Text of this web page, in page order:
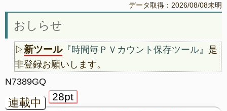
データ取得：2026/08/08未明
おしらせ
▷ 新ツール『時間毎ＰＶカウント保存ツール』 是
非登録お願いします。
N7389GQ
28pt
連載中